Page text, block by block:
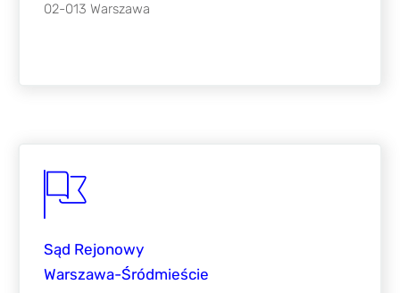
02-013 Warszawa
Sąd Rejonowy
Warszawa-Śródmieście